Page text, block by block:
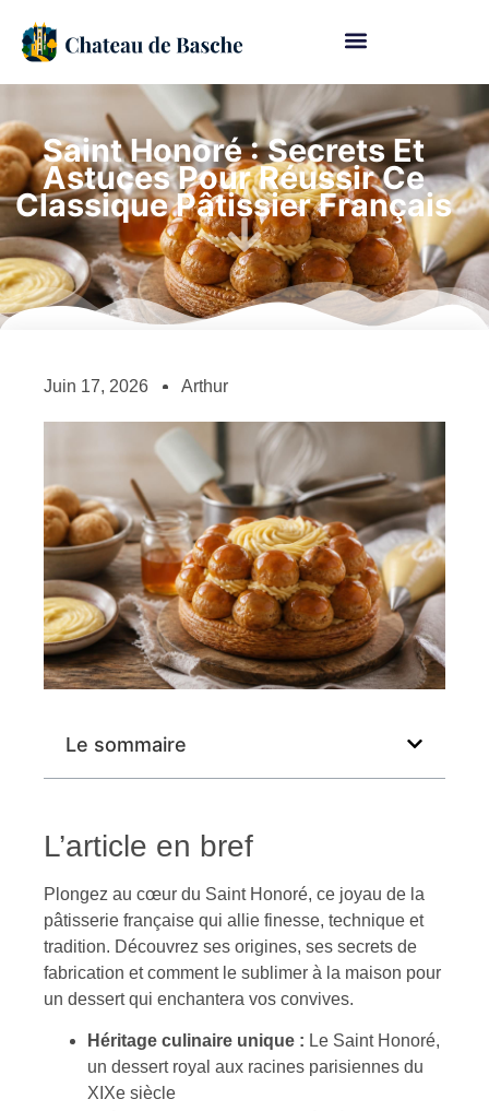
Saint Honoré : Secrets Et
Astuces Pour Réussir Ce
Classique Pâtissier Français
Juin 17, 2026 Arthur
Le sommaire
L’article en bref
Plongez au cœur du Saint Honoré, ce joyau de la
pâtisserie française qui allie finesse, technique et
tradition. Découvrez ses origines, ses secrets de
fabrication et comment le sublimer à la maison pour
un dessert qui enchantera vos convives.
Héritage culinaire unique : Le Saint Honoré,
un dessert royal aux racines parisiennes du
XIXe siècle